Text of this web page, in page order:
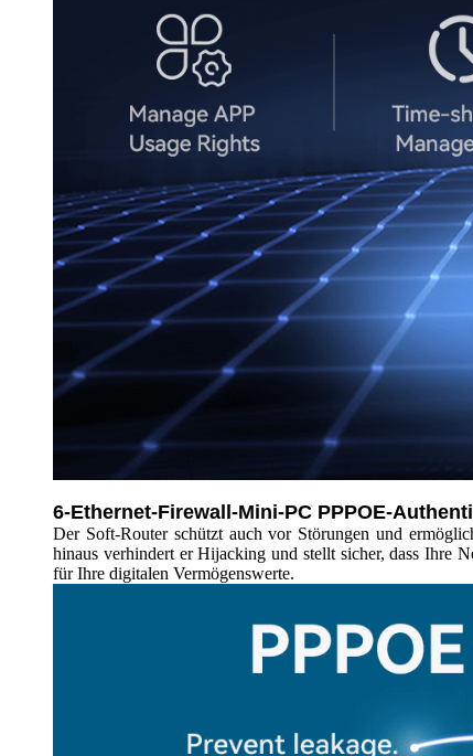
6-Ethernet-Firewall-Mini-PC PPPOE-
Der Soft-Router schützt auch vor Störungen und
hinaus verhindert er Hijacking und stellt sicher, dass Ihre
für Ihre digitalen Vermögenswerte.